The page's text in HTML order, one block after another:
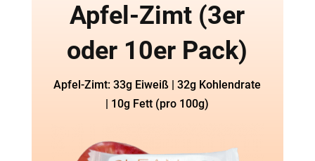
Apfel-Zimt (3er
oder 10er Pack)
Apfel-Zimt: 33g Eiweiß | 32g Kohlendrate
| 10g Fett (pro 100g)